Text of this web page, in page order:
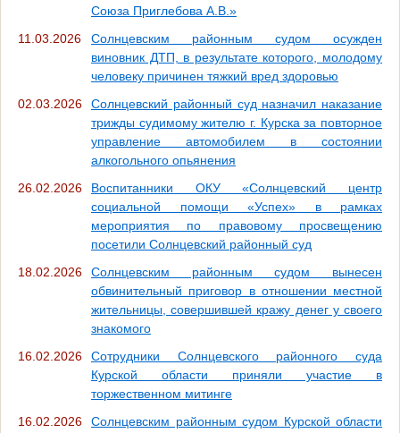
Союза Приглебова А.В.»
11.03.2026
Солнцевским районным судом осужден
виновник ДТП, в результате которого, молодому
человеку причинен тяжкий вред здоровью
02.03.2026
Солнцевский районный суд назначил наказание
трижды судимому жителю г. Курска за повторное
управление автомобилем в состоянии
алкогольного опьянения
26.02.2026
Воспитанники ОКУ «Солнцевский центр
социальной помощи «Успех» в рамках
мероприятия по правовому просвещению
посетили Солнцевский районный суд
18.02.2026
Солнцевским районным судом вынесен
обвинительный приговор в отношении местной
жительницы, совершившей кражу денег у своего
знакомого
16.02.2026
Сотрудники Солнцевского районного суда
Курской области приняли участие в
торжественном митинге
16.02.2026
Солнцевским районным судом Курской области